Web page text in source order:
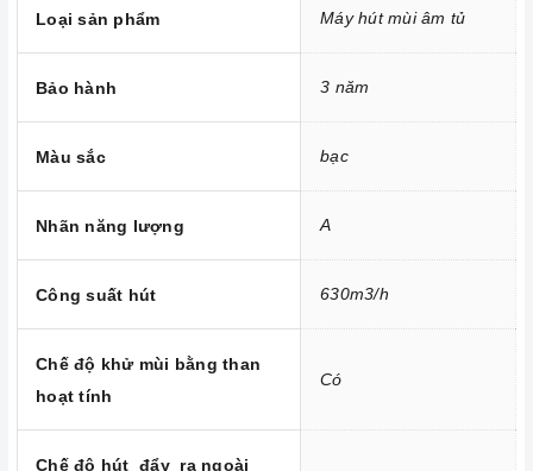
Công suất hút khỏe, Turbin đôi
Máy hút mùi
hoạt động dựa trên nguyên tắc của quạt thông
gió kết hợp với các màng lọc. Máy thường bao gồm các bộ
phận cơ bản như: lớp toa inox bên ngoài, hệ thống dẫn khí,
lưới lọc, quạt hút, đèn chiếu sáng, bảng điều khiển tốc độ hút.
Loại sản phẩm Máy hút mùi âm tủ
Bảo hành 3 năm
Màu sắc bạc
Nhãn năng lượng A
Công suất hút 630m3/h
Chế độ khử mùi bằng than
hoạt tính
Có
Chế độ hút đẩy ra ngoài